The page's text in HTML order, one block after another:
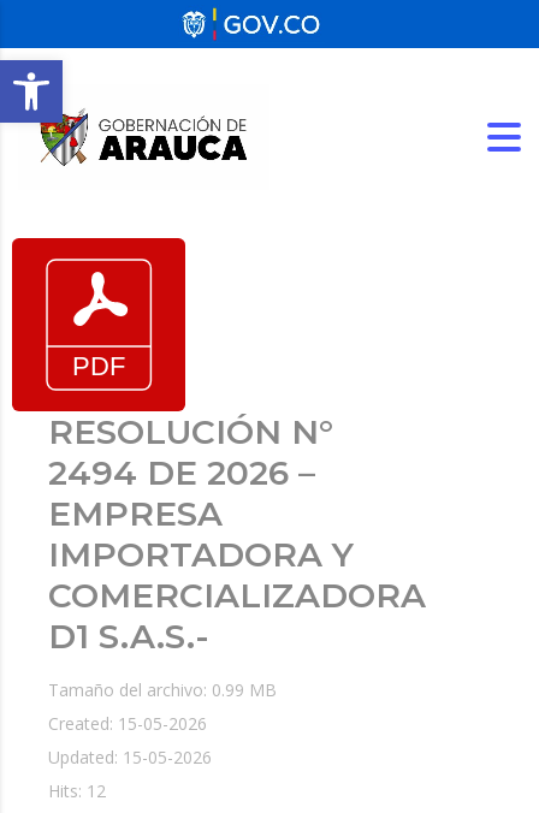
Abrir barra de herramientas
RESOLUCIÓN N°
2494 DE 2026 –
EMPRESA
IMPORTADORA Y
COMERCIALIZADORA
D1 S.A.S.-
Tamaño del archivo: 0.99 MB
Created: 15-05-2026
Updated: 15-05-2026
Hits: 12